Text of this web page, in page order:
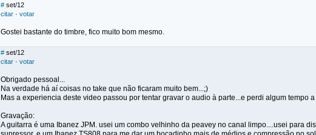
# set/12
citar · votar
Gostei bastante do timbre, fico muito bom mesmo.
# set/12
citar · votar
Obrigado pessoal...
Na verdade há aí coisas no take que não ficaram muito bem...;)
Mas a experiencia deste video passou por tentar gravar o audio à parte...e perdi algum tempo
Gravação:
A guitarra é uma Ibanez JPM. usei um combo velhinho da peavey no canal limpo....usei para